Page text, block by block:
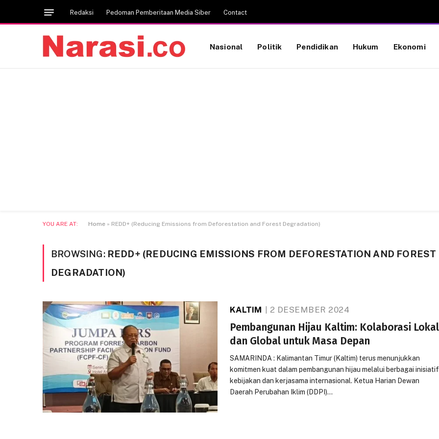
Redaksi Pedoman Pemberitaan Media Siber Contact
Nasional Politik Pendidikan Hukum Ekonomi
YOU ARE AT: Home » REDD+ (Reducing Emissions from Deforestation and Forest Degradation)
BROWSING: REDD+ (REDUCING EMISSIONS FROM DEFORESTATION AND FOREST
DEGRADATION)
KALTIM 2 DESEMBER 2024
Pembangunan Hijau Kaltim: Kolaborasi Lokal
dan Global untuk Masa Depan
SAMARINDA : Kalimantan Timur (Kaltim) terus menunjukkan
komitmen kuat dalam pembangunan hijau melalui berbagai inisiatif
kebijakan dan kerjasama internasional. Ketua Harian Dewan
Daerah Perubahan Iklim (DDPI)…